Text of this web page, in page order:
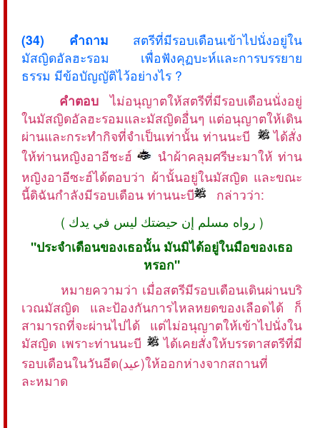
(34) คำถาม สตรีที่มีรอบเดือนเข้าไปนั่งอยู่ใน
มัสญิดอัลฮะรอม เพื่อฟังคุฏบะห์และการบรรยาย
ธรรม มีข้อบัญญัติไว้อย่างไร ?
คำตอบ ไม่อนุญาตให้สตรีที่มีรอบเดือนนั่งอยู่
ในมัสญิดอัลฮะรอมและมัสญิดอื่นๆ แต่อนุญาตให้เดิน
ผ่านและกระทำกิจที่จำเป็นเท่านั้น ท่านนะบี
ได้สั่ง
ให้ท่านหญิงอาอีชะฮ์
นำผ้าคลุมศรีษะมาให้ ท่าน
หญิงอาอีซะฮ์ได้ตอบว่า ผ้านั้นอยู่ในมัสญิด และขณะ
นี้ดิฉันกำลังมีรอบเดือน ท่านนะบี
กล่าวว่า:
( رواه مسلم إن حيضتك ليس في يدك )
"ประจำเดือนของเธอนั้น มันมิได้อยู่ในมือของเธอ
หรอก"
หมายความว่า เมื่อสตรีมีรอบเดือนเดินผ่านบริ
เวณมัสญิด และป้องกันการไหลหยดของเลือดได้ ก็
สามารถที่จะผ่านไปได้ แต่ไม่อนุญาตให้เข้าไปนั่งใน
มัสญิด เพราะท่านนะบี
ได้เคยสั่งให้บรรดาสตรีที่มี
รอบเดือนในวันอีด(عيد)ให้ออกห่างจากสถานที่
ละหมาด